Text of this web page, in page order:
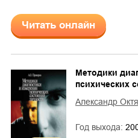
Читать онлайн
Методики
психических
Александр
Год выхода: